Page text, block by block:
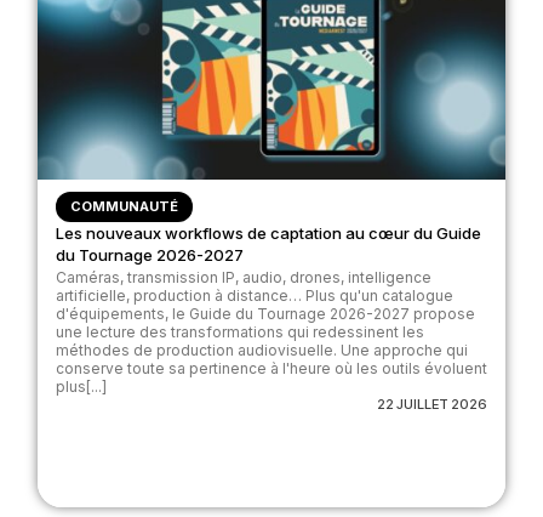
COMMUNAUTÉ
Les nouveaux workflows de captation au cœur du Guide
du Tournage 2026-2027
Caméras, transmission IP, audio, drones, intelligence
artificielle, production à distance… Plus qu'un catalogue
d'équipements, le Guide du Tournage 2026-2027 propose
une lecture des transformations qui redessinent les
méthodes de production audiovisuelle. Une approche qui
conserve toute sa pertinence à l'heure où les outils évoluent
plus[...]
22 JUILLET 2026